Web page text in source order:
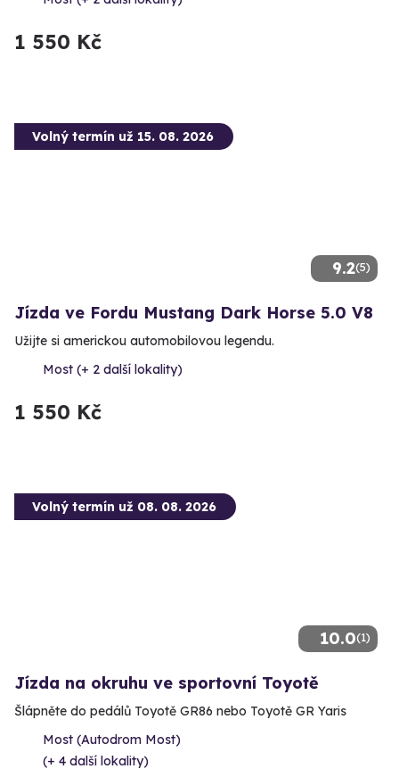
1 550 Kč
9.2(5)
Volný termín už 15. 08. 2026
Jízda ve Fordu Mustang Dark Horse 5.0 V8
Užijte si americkou automobilovou legendu.
Most (+ 2 další lokality)
1 550 Kč
10.0(1)
Volný termín už 08. 08. 2026
Jízda na okruhu ve sportovní Toyotě
Šlápněte do pedálů Toyotě GR86 nebo Toyotě GR Yaris
Most (Autodrom Most)
(+ 4 další lokality)